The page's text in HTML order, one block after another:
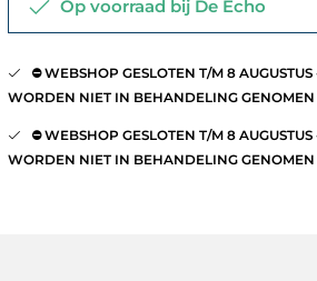
Op voorraad bij De Echo
⛔️ WEBSHOP GESLOTEN T/M 8
WORDEN NIET IN BEHANDELING
⛔️ WEBSHOP GESLOTEN T/M 8
WORDEN NIET IN BEHANDELING